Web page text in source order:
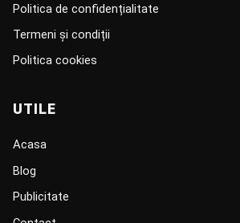
Politica de confidențialitate
Termeni și condiții
Politica cookies
UTILE
Acasa
Blog
Publicitate